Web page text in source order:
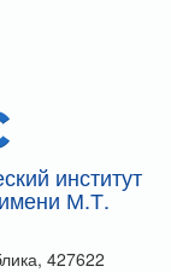
институт
М.Т.
427622